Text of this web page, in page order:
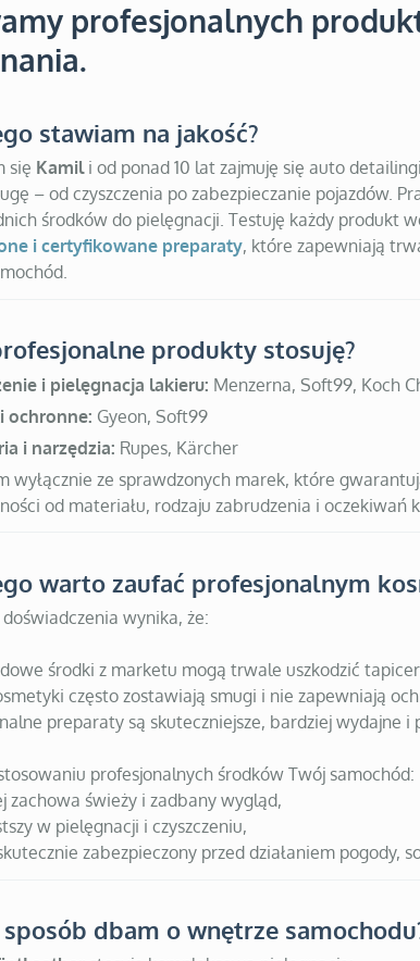
profesjonalnych
stawiam na jakość?
się Kamili od ponad 10 lat zajmuję się auto
– od czyszczenia po zabezpieczanie pojazdów.
środków do pielęgnacji. Testuję każdy produkt
i certyfikowane preparaty, które zapewniają
produkty stosuję?
i pielęgnacja lakieru: Menzerna, Soft99, Koch
ochronne: Gyeon, Soft99
i narzędzia: Rupes, Kärcher
wyłącznie ze sprawdzonych marek, które
od materiału, rodzaju zabrudzenia i oczekiwań
warto zaufać profesjonalnym
wynika, że:
środki z marketu mogą trwale uszkodzić
często zostawiają smugi i nie zapewniają
preparaty są skuteczniejsze, bardziej wydajne i
profesjonalnych środków Twój samochód:
zachowa świeży i zadbany wygląd,
w pielęgnacji i czyszczeniu,
zabezpieczony przed działaniem pogody,
dbam o wnętrze